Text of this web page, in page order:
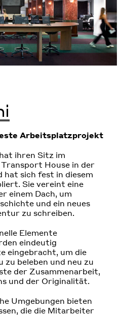
Arbeitsplatzprojekt
ihren Sitz im
House in der
sich fest in diesem
Sie vereint eine
einem Dach, um
und ein neues
zu schreiben.
Elemente
eindeutig
eingebracht, um die
zu beleben und neu zu
der Zusammenarbeit,
und der Originalität.
Umgebungen bieten
die die Mitarbeiter